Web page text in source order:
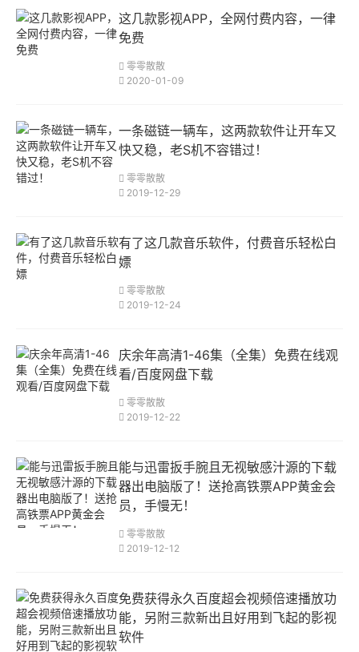
这几款影视APP，全网付费内容，一律
免费
零零散散
2020-01-09
一条磁链一辆车，这两款软件让开车又
快又稳，老S机不容错过！
零零散散
2019-12-29
有了这几款音乐软件，付费音乐轻松白
嫖
零零散散
2019-12-24
庆余年高清1-46集（全集）免费在线观
看/百度网盘下载
零零散散
2019-12-22
能与迅雷扳手腕且无视敏感汁源的下载
器出电脑版了！送抢高铁票APP黄金会
员，手慢无！
零零散散
2019-12-12
免费获得永久百度超会视频倍速播放功
能，另附三款新出且好用到飞起的影视
软件